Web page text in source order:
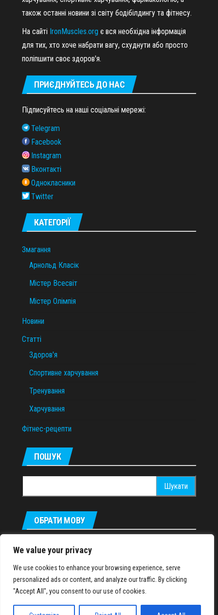
We value your privacy
We use cookies to enhance your browsing experience, serve
personalized ads or content, and analyze our traffic. By clicking
"Accept All", you consent to our use of cookies.
також останні новини зі світу бодібілдингу та фітнесу.
На сайті IronMuscles.org є вся необхідна інформація
для тих, хто хоче набрати вагу, схуднути або просто
поліпшити своє здоров'я.
ПРИЄДНУЙТЕСЬ ДО НАС
Підписуйтесь на наші соціальні мережі:
Telegram
Facebook
Instagram
Вконтакті
Однокласники
Twitter
КАТЕГОРІЇ
Змагання
Арнольд Класік
Містер Всесвіт
Містер Олімпія
Новини
Статті
Здоров'я
Спортивне харчування
Тренування
Харчування
Фітнес-рецепти
ПОШУК
ОБРАТИ МОВУ
Русский
IronMuscles.org© 2018-2023